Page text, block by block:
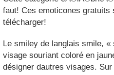
faut! Ces emoticones
télécharger!
Le smiley de langlais smile,
visage souriant coloré en
désigner dautres visages.